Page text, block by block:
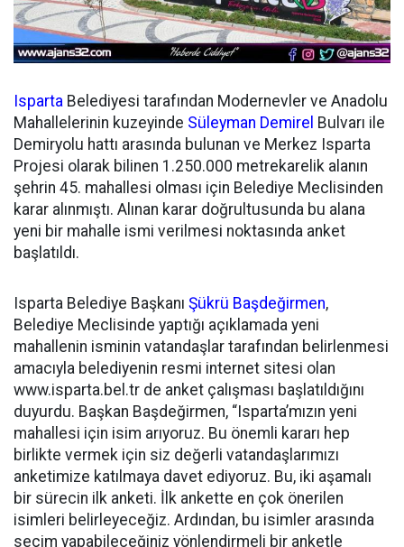
Isparta Belediyesi tarafından Modernevler ve Anadolu
Mahallelerinin kuzeyinde Süleyman Demirel Bulvarı ile
Demiryolu hattı arasında bulunan ve Merkez Isparta
Projesi olarak bilinen 1.250.000 metrekarelik alanın
şehrin 45. mahallesi olması için Belediye Meclisinden
karar alınmıştı. Alınan karar doğrultusunda bu alana
yeni bir mahalle ismi verilmesi noktasında anket
başlatıldı.
Isparta Belediye Başkanı Şükrü Başdeğirmen,
Belediye Meclisinde yaptığı açıklamada yeni
mahallenin isminin vatandaşlar tarafından belirlenmesi
amacıyla belediyenin resmi internet sitesi olan
www.isparta.bel.tr de anket çalışması başlatıldığını
duyurdu. Başkan Başdeğirmen, “Isparta’mızın yeni
mahallesi için isim arıyoruz. Bu önemli kararı hep
birlikte vermek için siz değerli vatandaşlarımızı
anketimize katılmaya davet ediyoruz. Bu, iki aşamalı
bir sürecin ilk anketi. İlk ankette en çok önerilen
isimleri belirleyeceğiz. Ardından, bu isimler arasında
seçim yapabileceğiniz yönlendirmeli bir anketle